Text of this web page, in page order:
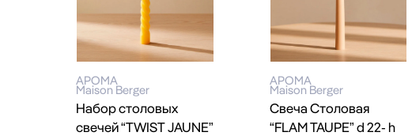
АРОМА
Maison Berger
Набор столовых
свечей “TWIST JAUNE”
АРОМА
Maison Berger
Свеча Столовая
“FLAM TAUPE” d 22- h